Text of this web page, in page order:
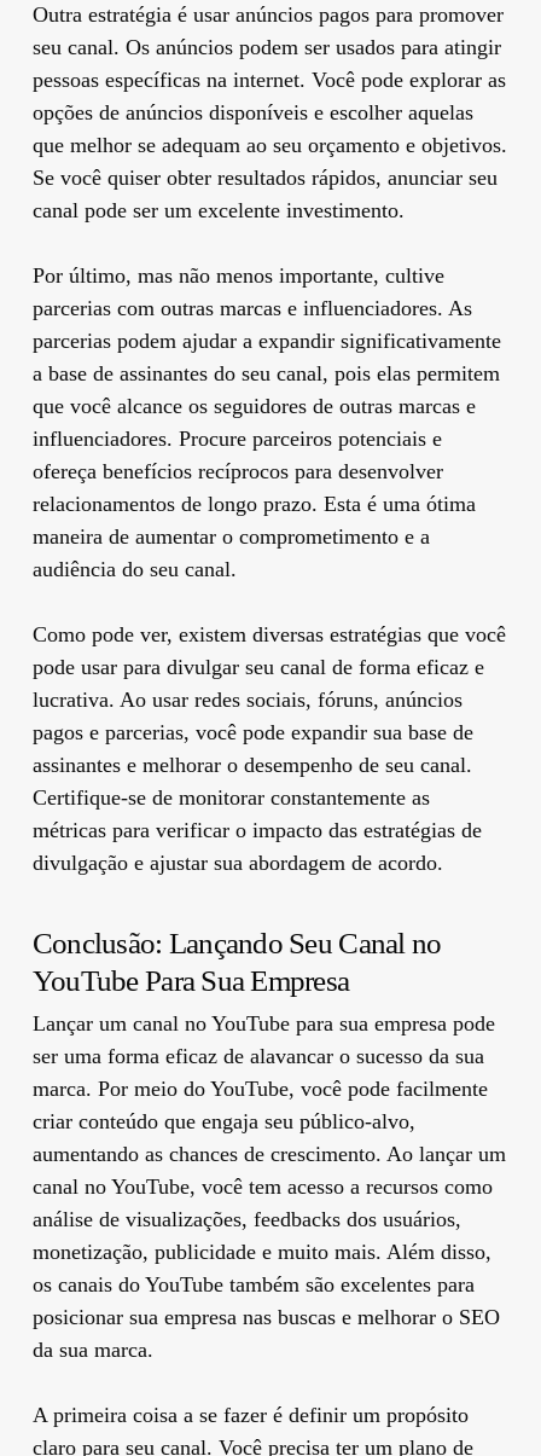
Outra estratégia é usar anúncios pagos para promover
seu canal. Os anúncios podem ser usados ​​para atingir
pessoas específicas na internet. Você pode explorar as
opções de anúncios disponíveis e escolher aquelas
que melhor se adequam ao seu orçamento e objetivos.
Se você quiser obter resultados rápidos, anunciar seu
canal pode ser um excelente investimento.
Por último, mas não menos importante, cultive
parcerias com outras marcas e influenciadores. As
parcerias podem ajudar a expandir significativamente
a base de assinantes do seu canal, pois elas permitem
que você alcance os seguidores de outras marcas e
influenciadores. Procure parceiros potenciais e
ofereça benefícios recíprocos para desenvolver
relacionamentos de longo prazo. Esta é uma ótima
maneira de aumentar o comprometimento e a
audiência do seu canal.
Como pode ver, existem diversas estratégias que você
pode usar para divulgar seu canal de forma eficaz e
lucrativa. Ao usar redes sociais, fóruns, anúncios
pagos e parcerias, você pode expandir sua base de
assinantes e melhorar o desempenho de seu canal.
Certifique-se de monitorar constantemente as
métricas para verificar o impacto das estratégias de
divulgação e ajustar sua abordagem de acordo.
Conclusão: Lançando Seu Canal no
YouTube Para Sua Empresa
Lançar um canal no YouTube para sua empresa pode
ser uma forma eficaz de alavancar o sucesso da sua
marca. Por meio do YouTube, você pode facilmente
criar conteúdo que engaja seu público-alvo,
aumentando as chances de crescimento. Ao lançar um
canal no YouTube, você tem acesso a recursos como
análise de visualizações, feedbacks dos usuários,
monetização, publicidade e muito mais. Além disso,
os canais do YouTube também são excelentes para
posicionar sua empresa nas buscas e melhorar o SEO
da sua marca.
A primeira coisa a se fazer é definir um propósito
claro para seu canal. Você precisa ter um plano de